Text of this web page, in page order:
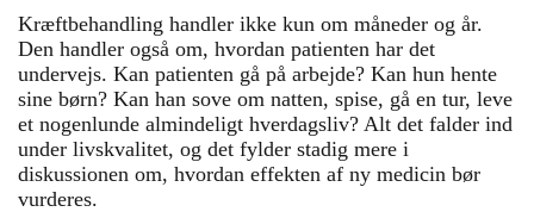
Kræftbehandling handler ikke kun om måneder og år.
Den handler også om, hvordan patienten har det
undervejs. Kan patienten gå på arbejde? Kan hun hente
sine børn? Kan han sove om natten, spise, gå en tur, leve
et nogenlunde almindeligt hverdagsliv? Alt det falder ind
under livskvalitet, og det fylder stadig mere i
diskussionen om, hvordan effekten af ny medicin bør
vurderes.